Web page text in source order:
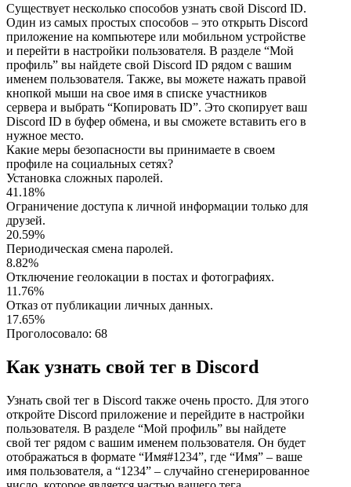
Существует несколько способов узнать свой Discord ID.
Один из самых простых способов – это открыть Discord
приложение на компьютере или мобильном устройстве
и перейти в настройки пользователя. В разделе “Мой
профиль” вы найдете свой Discord ID рядом с вашим
именем пользователя. Также, вы можете нажать правой
кнопкой мыши на свое имя в списке участников
сервера и выбрать “Копировать ID”. Это скопирует ваш
Discord ID в буфер обмена, и вы сможете вставить его в
нужное место.
Какие меры безопасности вы принимаете в своем
профиле на социальных сетях?
Установка сложных паролей.
41.18%
Ограничение доступа к личной информации только для
друзей.
20.59%
Периодическая смена паролей.
8.82%
Отключение геолокации в постах и фотографиях.
11.76%
Отказ от публикации личных данных.
17.65%
Проголосовало: 68
Как узнать свой тег в Discord
Узнать свой тег в Discord также очень просто. Для этого
откройте Discord приложение и перейдите в настройки
пользователя. В разделе “Мой профиль” вы найдете
свой тег рядом с вашим именем пользователя. Он будет
отображаться в формате “Имя#1234”, где “Имя” – ваше
имя пользователя, а “1234” – случайно сгенерированное